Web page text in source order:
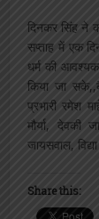
दिनकर सिंह ने
सप्ताह में एक
धर्म की
किया जा
प्रभारी रमेश
मौर्या, देवकी
जायसवाल,
Share this: